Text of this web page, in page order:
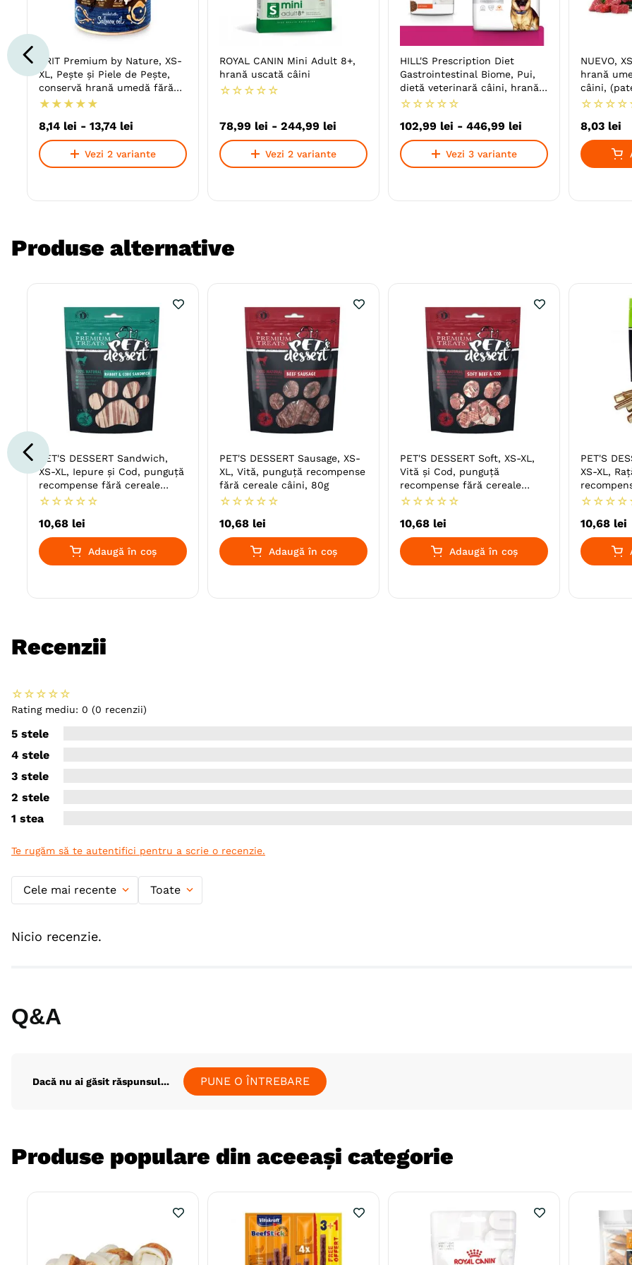
BRIT Premium by Nature, XS-
XL, Pește și Piele de Pește,
conservă hrană umedă fără
cereale câini, (în suc propriu)
★ ★ ★ ★ ★
8,14 lei - 13,74 lei
Vezi 2 variante
ROYAL CANIN Mini Adult 8+,
hrană uscată câini
☆ ☆ ☆ ☆ ☆
78,99 lei - 244,99 lei
Vezi 2 variante
HILL'S Prescription Diet
Gastrointestinal Biome, Pui,
dietă veterinară câini, hrană
uscată, afecțiuni digestive
☆ ☆ ☆ ☆ ☆
102,99 lei - 446,99 lei
Vezi 3 variante
NUEVO,
hrană
câini,
☆ ☆ ☆ ☆
8,03 lei
Produse alternative
PET'S DESSERT Sandwich,
XS-XL, Iepure și Cod, punguță
recompense fără cereale
câini, 80g
☆ ☆ ☆ ☆ ☆
10,68 lei
Adaugă în coș
PET'S DESSERT Sausage, XS-
XL, Vită, punguță recompense
fără cereale câini, 80g
☆ ☆ ☆ ☆ ☆
10,68 lei
Adaugă în coș
PET'S DESSERT Soft, XS-XL,
Vită și Cod, punguță
recompense fără cereale
câini, 80g
☆ ☆ ☆ ☆ ☆
10,68 lei
Adaugă în coș
PET'S
XS-XL,
câini, 80g
☆ ☆ ☆ ☆
10,68 lei
Recenzii
☆ ☆ ☆ ☆ ☆
Rating mediu: 0 (0 recenzii)
5 stele
4 stele
3 stele
2 stele
1 stea
Te rugăm să te autentifici pentru a scrie o recenzie.
Cele mai recente Toate
Nicio recenzie.
Q&A
Dacă nu ai găsit răspunsul... PUNE O ÎNTREBARE
Produse populare din aceeași categorie